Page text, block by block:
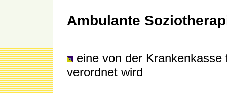
Ambulante
eine von der
verordnet wird